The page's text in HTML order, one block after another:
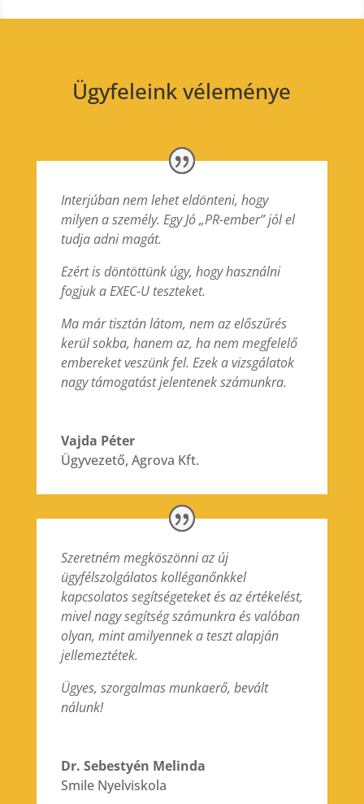
Ügyfeleink véleménye
Interjúban nem lehet eldönteni, hogy
milyen a személy. Egy Jó „PR-ember” jól el
tudja adni magát.
Ezért is döntöttünk úgy, hogy használni
fogjuk a EXEC-U teszteket.
Ma már tisztán látom, nem az előszűrés
kerül sokba, hanem az, ha nem megfelelő
embereket veszünk fel. Ezek a vizsgálatok
nagy támogatást jelentenek számunkra.
Vajda Péter
Ügyvezető, Agrova Kft.
Szeretném megköszönni az új
ügyfélszolgálatos kolléganőnkkel
kapcsolatos segítségeteket és az értékelést,
mivel nagy segítség számunkra és valóban
olyan, mint amilyennek a teszt alapján
jellemeztétek.
Ügyes, szorgalmas munkaerő, bevált
nálunk!
Dr. Sebestyén Melinda
Smile Nyelviskola